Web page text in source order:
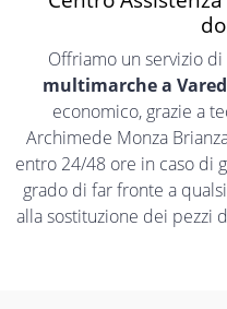
Offriamo un servizio di
multimarche a
economico, grazie a
Archimede Monza
entro 24/48 ore in caso di
grado di far fronte a
alla sostituzione dei pezzi